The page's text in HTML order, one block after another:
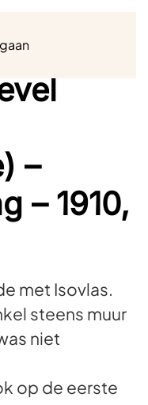
–
– 1910,
met Isovlas.
steens muur
niet
op de eerste